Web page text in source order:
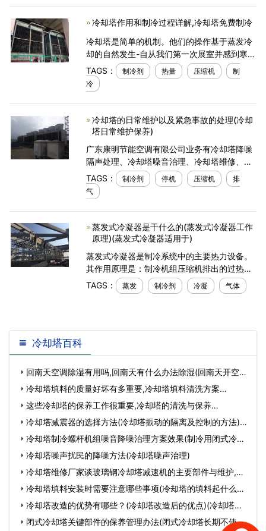
冷却塔作用和制冷过程详解,冷却塔免费制冷
冷却塔是简单的机制。他们的操作基于蒸发冷
却的自然发生-自从我们第一次展室并感到寒冷
以来，我们大多数人每天都在经历这种事情。
但是，尽管冷却塔作用和机制很简单，即通过
蒸发带走热
TAGS： 制冷剂 热量 压缩机
制
冷
冷却塔的日常维护以及紧急事故的处理(冷却
塔日常维护保养)
广东康明节能空调有限公司业务有冷却塔降噪
隔声处理、冷却塔噪音治理、冷却塔维修、冷
却塔节能改造等,冷却塔厂家产品有静音冷却
塔、闭式冷却塔、横流冷却塔等品牌型号规格,
服务
TAGS： 制冷剂 停机 压缩机
排
气
蒸发式冷凝器是干什么的(蒸发式冷凝器工作
原理)(蒸发式冷凝器适用于)
蒸发式冷凝器是制冷系统中的主要热力设备。
其作用原理是：制冷机组压缩机排出的过热压
缩制冷剂气体通过设备中的冷凝排水管，使高
温气态制冷剂与排水管外的喷水和空气进行热
TAGS： 蒸发 制冷剂 冷凝 气体
冷却塔百科
回南天空调除湿有用吗,回南天有什么办法除湿(回南天开空调
怎么样除湿)…
冷却塔填料的质量好坏有多重要,冷却塔填料清洗方案…
这些冷却塔的保养工作很重要,冷却塔的清洗与保养…
冷却塔减震器的选择方法(冷却塔振动的隔离及控制的方法)
(冷却塔减震器…
冷却塔制冷螺杆机组噪音降噪治理方案效果(制冷用闭式冷却
塔)…
冷却塔噪声扰民的降噪方法(冷却塔噪声治理)
冷却塔维修厂家谈玻璃钢冷却塔减速机的主要部件与维护,冷
却塔维修联系…
冷却塔填料安装时需要注意哪些事项(冷却塔的填料起什么作
用)(冷却塔填…
冷却塔改造的优势有哪些？(冷却塔改造后的优点)(冷却塔风
机节能改造)…
闭式冷却塔关键部件的保养管理办法(闭式冷却塔长期不使用